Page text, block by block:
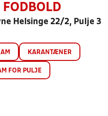
Helsinge 22/2, Pulje 3
KARANTÆNER
FOR PULJE